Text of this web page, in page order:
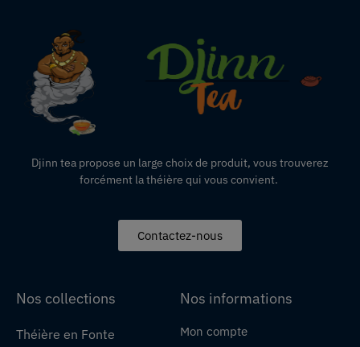
Djinn tea propose un large choix de produit, vous trouverez
forcément la théière qui vous convient.
Contactez-nous
Nos collections
Théière en Fonte
Nos informations
Mon compte